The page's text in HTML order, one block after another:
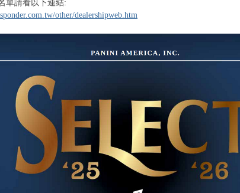
單請看以下連結:
other/dealershipweb.htm